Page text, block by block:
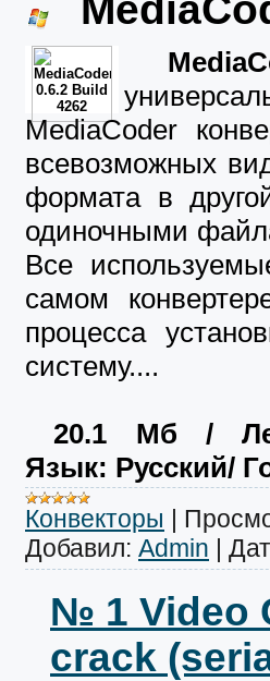
MediaCoder
всевозможных
формата в
одиночными
Все
самом
процесса
систему....
20.1 Mб /
Язык: Русский/
Конвекторы |
Добавил: Admin |
№ 1 Video
crack